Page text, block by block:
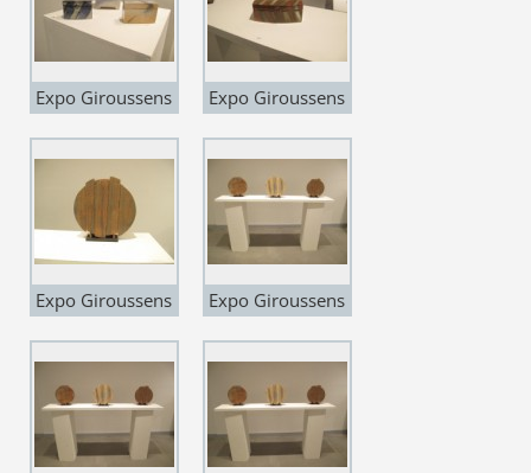
Expo Giroussens
Martin
Barnsdale"
Expo Giroussens
Martin
Barnsdale"
Expo Giroussens
Martin
Barnsdale"
Expo Giroussens
Martin
Barnsdale"